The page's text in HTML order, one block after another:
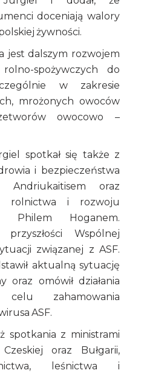
doceniają walory
żywności.
jest dalszym rozwojem
spożywczych do
w zakresie
mrożonych owoców
owocowo –
spotkał się także z
i bezpieczeństwa
Andriukaitisem oraz
rolnictwa i rozwoju
Philem Hoganem.
przyszłości Wspólnej
związanej z ASF.
aktualną sytuację
omówił działania
zahamowania
ASF.
spotkania z ministrami
oraz Bułgarii,
leśnictwa i